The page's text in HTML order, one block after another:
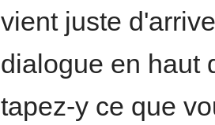
vient juste
dialogue en haut
tapez-y ce que